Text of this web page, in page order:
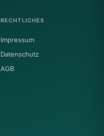
RECHTLICHES
Impressum
Datenschutz
AGB